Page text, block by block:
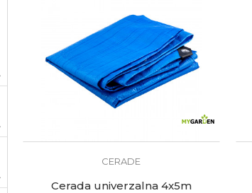
CERADE
Cerada univerzalna 4x5m